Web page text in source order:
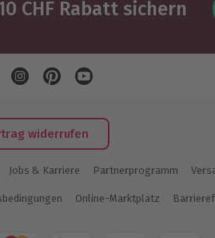
CHF Rabatt sichern
widerrufen
Jobs & Karriere Partnerprogramm
Online-Marktplatz